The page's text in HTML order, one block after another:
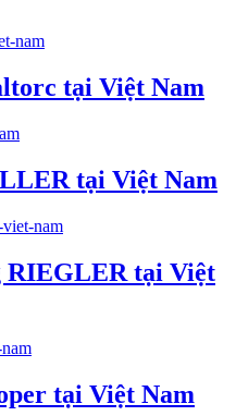
tại Việt Nam
tại Việt Nam
RIEGLER tại Việt
tại Việt Nam